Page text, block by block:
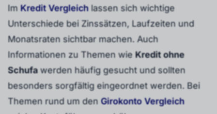
Im Kredit Vergleich lassen sich wichtige
Unterschiede bei Zinssätzen, Laufzeiten und
Monatsraten sichtbar machen. Auch
Informationen zu Themen wie Kredit ohne
Schufawerden häufig gesucht und sollten
besonders sorgfältig eingeordnet werden. Bei
Themen rund um den Girokonto Vergleich